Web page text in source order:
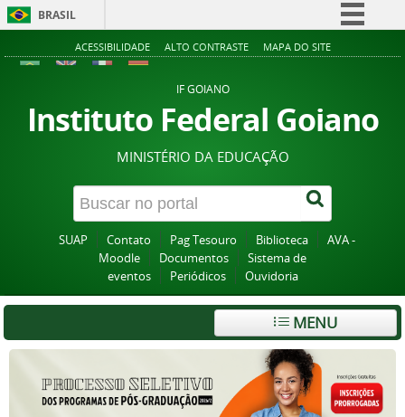
BRASIL
Simplifique!
Acesso à informação
Legislação
Canais
ACESSIBILIDADE ALTO CONTRASTE MAPA DO SITE
IF GOIANO
Instituto Federal Goiano
MINISTÉRIO DA EDUCAÇÃO
SUAP Contato Pag Tesouro Biblioteca
AVA -
Moodle
Documentos
Sistema de
eventos
Periódicos Ouvidoria
MENU